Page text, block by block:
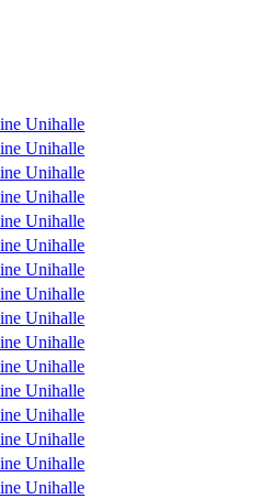
Unihalle
Unihalle
Unihalle
Unihalle
Unihalle
Unihalle
Unihalle
Unihalle
Unihalle
Unihalle
Unihalle
Unihalle
Unihalle
Unihalle
Unihalle
Unihalle